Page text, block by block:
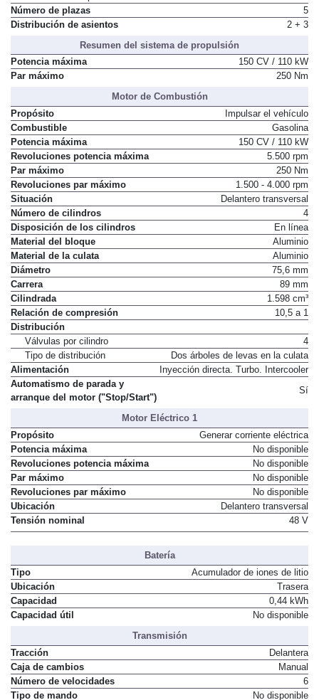
de asientos disponibles
Número de plazas
5
Resumen del sistema de propulsión
Potencia máxima
150 CV / 110 kW
Motor de Combustión
Propósito
Impulsar el vehículo
Combustible
Gasolina
Potencia máxima
150 CV / 110 kW
Revoluciones potencia máxima
5.500 rpm
Par máximo
250 Nm
Revoluciones par máximo
1.500 - 4.000 rpm
Situación
Delantero transversal
Número de cilindros
4
Disposición de los cilindros
En línea
Material del bloque
Aluminio
Material de la culata
Aluminio
Diámetro
75,6 mm
Carrera
89 mm
Cilindrada
1.598 cm³
Relación de compresión
Distribución
Válvulas por cilindro
4
Tipo de distribución
Dos árboles de levas en la culata
Alimentación
Automatismo de parada y
Motor Eléctrico 1
Propósito
Generar corriente eléctrica
Potencia máxima
No disponible
Revoluciones potencia máxima
No disponible
Par máximo
No disponible
Revoluciones par máximo
No disponible
Ubicación
Delantero transversal
Tensión nominal
48 V
Batería
Tipo
Acumulador de iones de litio
Ubicación
Trasera
Capacidad
0,44 kWh
Transmisión
Tracción
Delantera
Caja de cambios
Manual
Número de velocidades
6